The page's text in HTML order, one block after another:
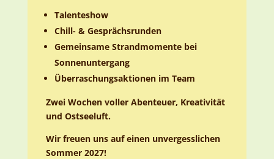
Talenteshow
Chill- & Gesprächsrunden
Gemeinsame Strandmomente bei
Sonnenuntergang
Überraschungsaktionen im Team
Zwei Wochen voller Abenteuer, Kreativität
und Ostseeluft.
Wir freuen uns auf einen unvergesslichen
Sommer 2027!